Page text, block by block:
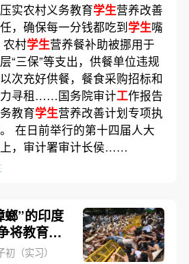
实农村义务教育学生营养改善
，确保每一分钱都吃到学生嘴
村学生营养餐补助被挪用于
“三保”等支出，供餐单位违规
次充好供餐，餐食采购招标和
寻租……国务院审计工作报告
教育学生营养改善计划专项执
在日前举行的第十四届人大
，审计署审计长侯……
螂”的印度
将教育部
（实习）